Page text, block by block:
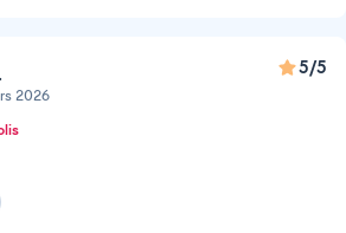
2026
5/5